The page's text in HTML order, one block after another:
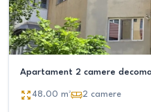
Apartament 2 camere
48.00 m² 2 camere